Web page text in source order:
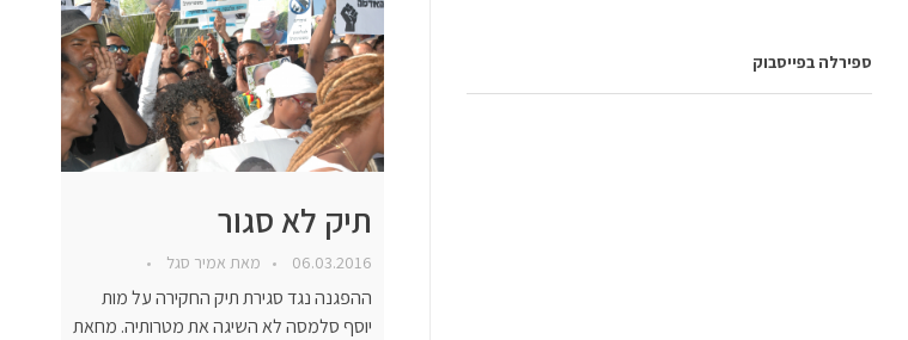
תיק לא סגור
06.03.2016 מאת אמיר סגל
ההפגנה נגד סגירת תיק החקירה על מות
יוסף סלמסה לא השיגה את מטרותיה. מחאת
ספירלה בפייסבוק